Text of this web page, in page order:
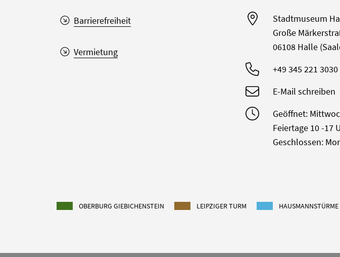
Barrierefreiheit
Vermietung
Stadtmuseum
Große
06108 Halle
+49 345 221 3030
E-Mail schreiben
Geöffnet:
Feiertage 10 -17
Geschlossen:
OBERBURG GIEBICHENSTEIN LEIPZIGER TURM HAUSMANNSTÜRME